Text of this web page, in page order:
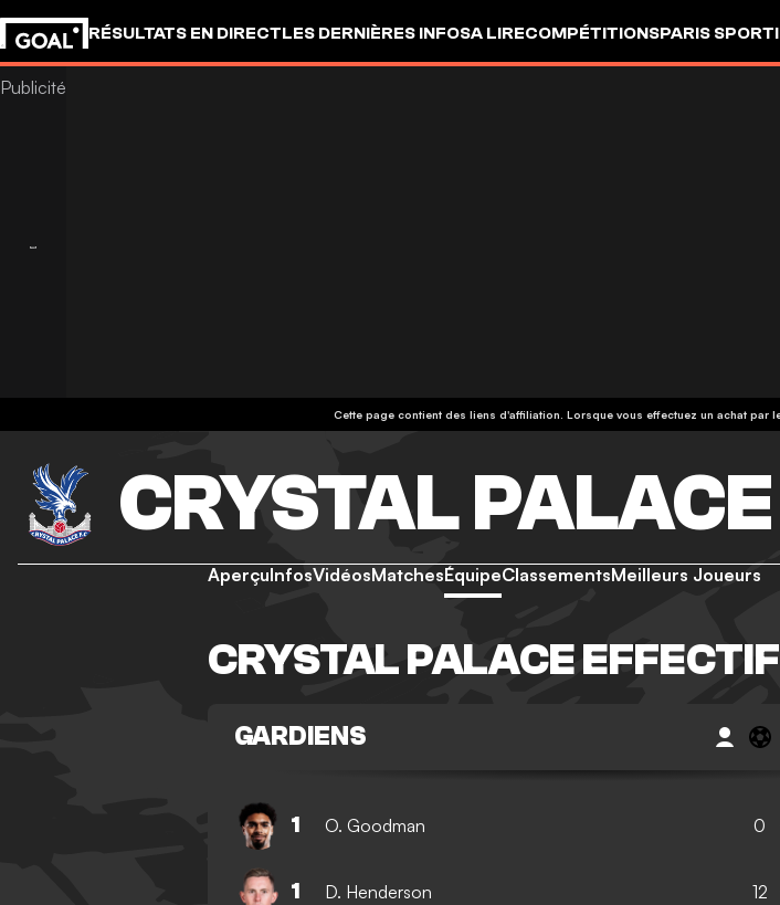
RÉSULTATS EN DIRECTLES DERNIÈRES INFOSA LIRECOMPÉTITIONSPARIS
Cette page contient des liens d'affiliation. Lorsque vous effectuez un achat
CRYSTAL PALACE
AperçuInfosVidéosMatchesÉquipeClassementsMeilleurs Joueurs
CRYSTAL PALACE EFFECTIF
GARDIENS
1 O. Goodman 0
1 D. Henderson 12